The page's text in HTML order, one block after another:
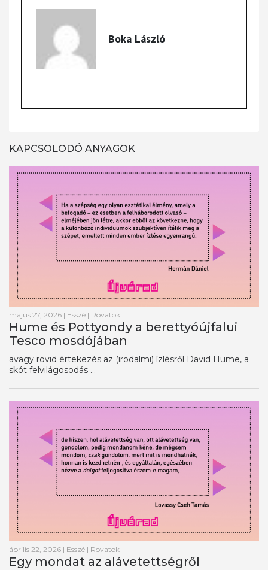
Boka László
KAPCSOLODÓ ANYAGOK
május 27, 2026 | Esszé | Rovatok
Hume és Pottyondy a berettyóújfalui
Tesco mosdójában
avagy rövid értekezés az (irodalmi) ízlésről David Hume, a
skót felvilágosodás ...
április 22, 2026 | Esszé | Rovatok
Egy mondat az alávetettségről